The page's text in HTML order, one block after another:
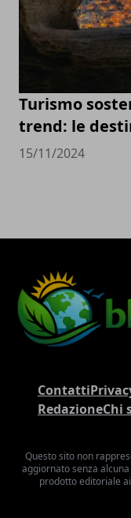
Turismo
trend: le
15/11/2024
Contatti
RedazioneChi
Questo sito non
aggiornato senza
prodotto editoriale